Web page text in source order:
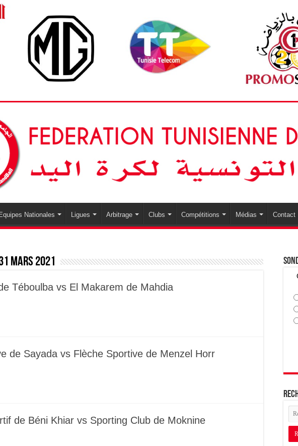
Nationales Ligues Arbitrage Clubs Compétitions Médias Contact
mars 2021
Téboulba vs El Makarem de Mahdia
de Sayada vs Flèche Sportive de Menzel Horr
de Béni Khiar vs Sporting Club de Moknine